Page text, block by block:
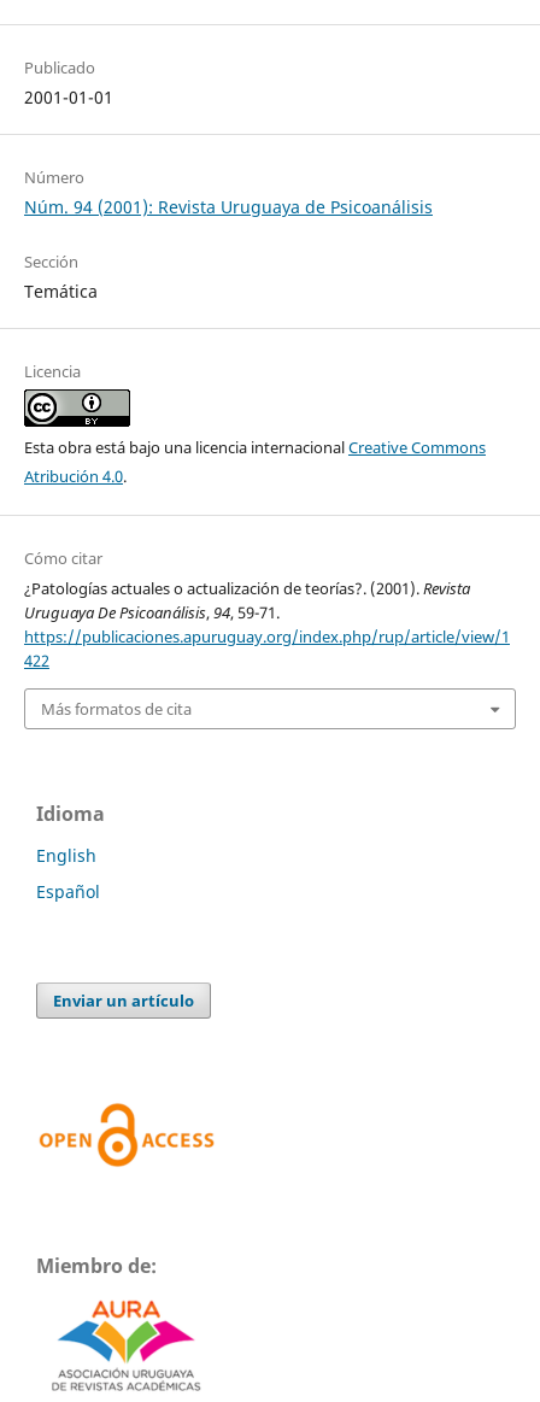
Publicado
2001-01-01
Número
Núm. 94 (2001): Revista Uruguaya de Psicoanálisis
Sección
Temática
Licencia
Esta obra está bajo una licencia internacionalCreative Commons
Atribución 4.0.
Cómo citar
¿Patologías actuales o actualización de teorías?. (2001).Revista
Uruguaya De Psicoanálisis,94, 59-71.
https://publicaciones.apuruguay.org/index.php/rup/article/view/1
422
Más formatos de cita
Idioma
English
Español
Enviar un artículo
Miembro de: